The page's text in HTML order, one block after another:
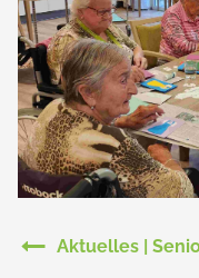
Aktuelles |